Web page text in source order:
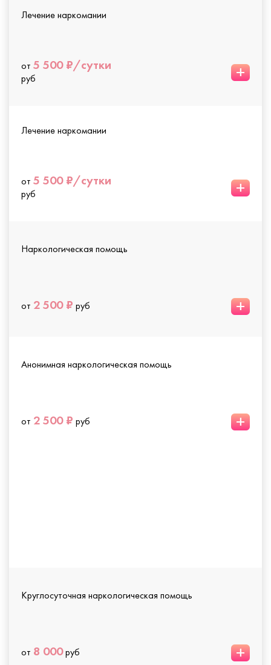
Лечение наркомании
от 5 500 ₽/сутки
руб +
Лечение наркомании
от 5 500 ₽/сутки
руб +
Наркологическая помощь
от 2 500 ₽ руб +
Анонимная наркологическая помощь
от 2 500 ₽ руб +
Круглосуточная наркологическая помощь
от 8 000руб +